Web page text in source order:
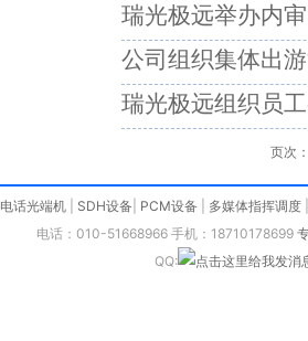
瑞光极远举办内
公司组织集体出
瑞光极远组织员
页次
电话光端机 SDH设备 PCM设备 多媒体指挥调度
电话：010-51668966 手机：18710178699
QQ: